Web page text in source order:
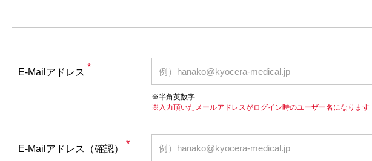
E-Mailアドレス *
※半角英数字
※入力頂いたメールアドレスがログイン時のユーザー名になります
E-Mailアドレス（確認） *